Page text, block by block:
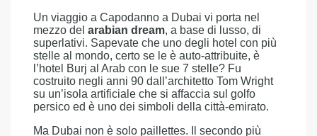
Un viaggio a Capodanno a Dubai vi porta nel
mezzo del arabian dream, a base di lusso, di
superlativi. Sapevate che uno degli hotel con più
stelle al mondo, certo se le è auto-attribuite, è
l’hotel Burj al Arab con le sue 7 stelle? Fu
costruito negli anni 90 dall’architetto Tom Wright
su un’isola artificiale che si affaccia sul golfo
persico ed è uno dei simboli della città-emirato.
Ma Dubai non è solo paillettes. Il secondo più